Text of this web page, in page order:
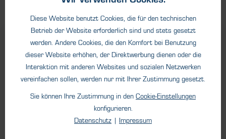
Sprechen Sie uns an!
Sie wollen mehr über unsere Lösungen und Produkte
gern zur Verfügung. Sprechen Sie uns an oder schreiben Sie
Diese Website benutzt Cookies, die für den technischen
Betrieb der Website erforderlich sind und stets gesetzt
werden. Andere Cookies, die den Komfort bei Benutzung
dieser Website erhöhen, der Direktwerbung dienen oder die
Interaktion mit anderen Websites und sozialen Netzwerken
vereinfachen sollen, werden nur mit Ihrer Zustimmung gesetzt.
Sie können Ihre Zustimmung in den Cookie-Einstellungen
konfigurieren.
Datenschutz
Impressum